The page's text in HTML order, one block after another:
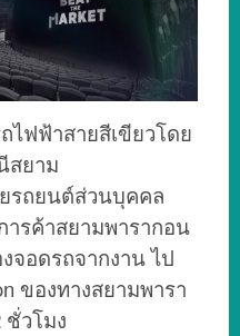
ไฟฟ้าสายสีเขียวโดย
สยาม
รถยนต์ส่วนบุคคล
รค้าสยามพารากอน
จอดรถจากงาน ไป
ของทางสยามพารา
ชั่วโมง